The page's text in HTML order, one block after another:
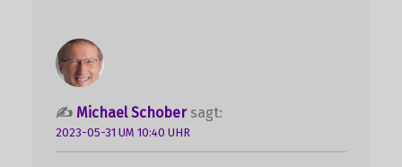
Michael Schober sagt:
2023-05-31 UM 10:40 UHR